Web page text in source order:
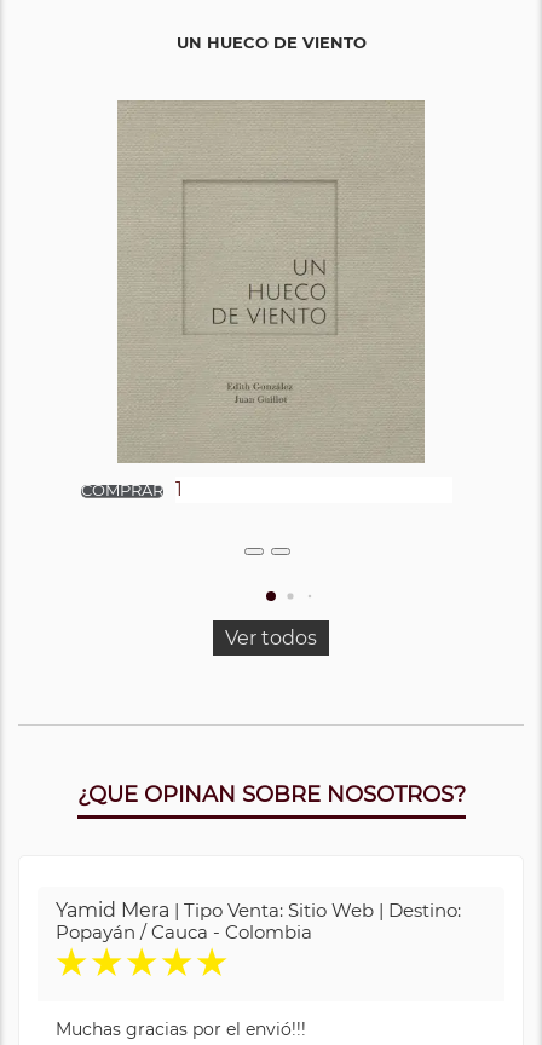
UN HUECO DE VIENTO
Ver todos
¿QUE OPINAN SOBRE NOSOTROS?
Yamid Mera | Tipo Venta: Sitio Web | Destino:
Popayán / Cauca - Colombia
★★★★★
Muchas gracias por el envió!!!